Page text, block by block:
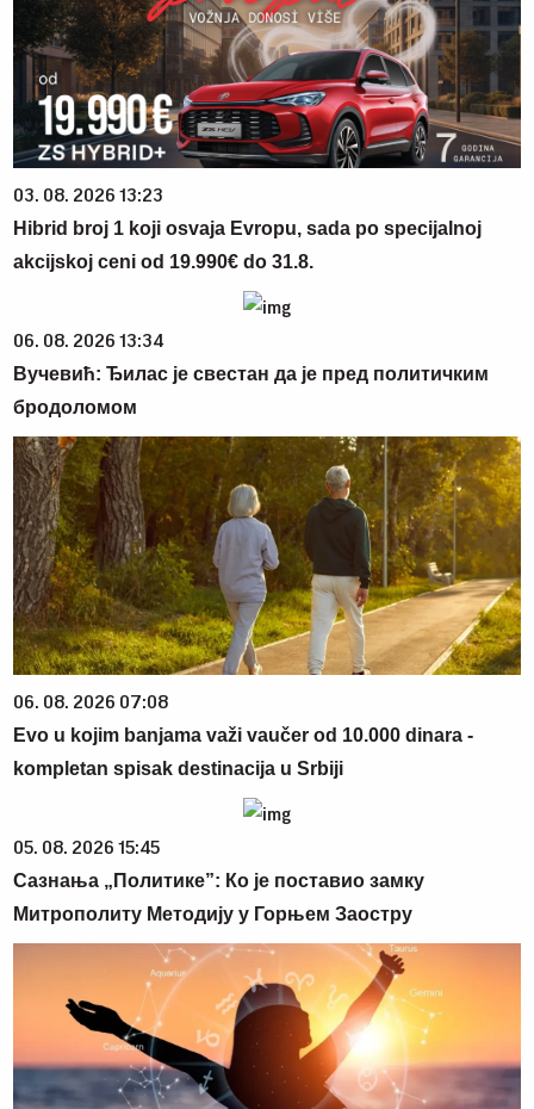
03. 08. 2026 13:23
Hibrid broj 1 koji osvaja Evropu, sada po specijalnoj
akcijskoj ceni od 19.990€ do 31.8.
06. 08. 2026 13:34
Вучевић: Ђилас је свестан да је пред политичким
бродоломом
06. 08. 2026 07:08
Evo u kojim banjama važi vaučer od 10.000 dinara -
kompletan spisak destinacija u Srbiji
05. 08. 2026 15:45
Сазнања „Политике”: Ко је поставио замку
Митрополиту Методију у Горњем Заостру